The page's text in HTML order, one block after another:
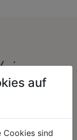
auf
Cookies sind